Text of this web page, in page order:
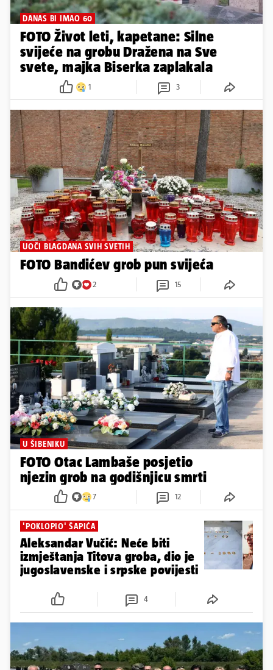
DANAS BI IMAO 60
FOTO Život leti, kapetane: Silne
svijeće na grobu Dražena na Sve
svete, majka Biserka zaplakala
1 3
UOČI BLAGDANA SVIH SVETIH
FOTO Bandićev grob pun svijeća
2 15
U ŠIBENIKU
FOTO Otac Lambaše posjetio
njezin grob na godišnjicu smrti
7 12
'POKLOPIO' ŠAPIĆA
Aleksandar Vučić: Neće biti
izmještanja Titova groba, dio je
jugoslavenske i srpske povijesti
4